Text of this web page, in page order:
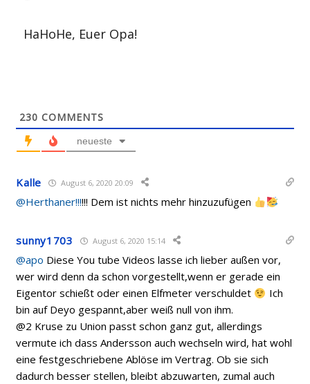
HaHoHe, Euer Opa!
230 COMMENTS
neueste
Kalle August 6, 2020 20:09
@Herthaner!!!!!! Dem ist nichts mehr hinzuzufügen
sunny1703 August 6, 2020 15:14
@apo Diese You tube Videos lasse ich lieber außen vor,
wer wird denn da schon vorgestellt,wenn er gerade ein
Eigentor schießt oder einen Elfmeter verschuldet
Ich
bin auf Deyo gespannt,aber weiß null von ihm.
@2 Kruse zu Union passt schon ganz gut, allerdings
vermute ich dass Andersson auch wechseln wird, hat wohl
eine festgeschriebene Ablöse im Vertrag. Ob sie sich
dadurch besser stellen, bleibt abzuwarten, zumal auch